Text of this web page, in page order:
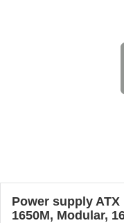
Power supply ATX
1650M, Modular,